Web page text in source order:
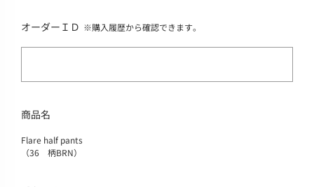
オーダーＩＤ ※購入履歴から確認できます。
商品名
Flare half pants
（36 柄BRN）